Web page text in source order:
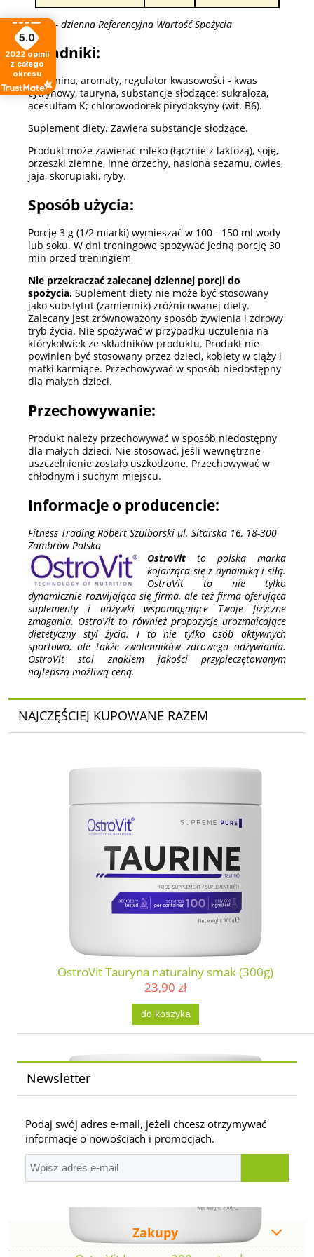
*RWS - dzienna Referencyjna Wartość Spożycia
Składniki:
L-arginina, aromaty, regulator kwasowości - kwas
cytrynowy, tauryna, substancje słodzące: sukraloza,
acesulfam K; chlorowodorek pirydoksyny (wit. B6).
Suplement diety. Zawiera substancje słodzące.
Produkt może zawierać mleko (łącznie z laktozą), soję,
orzeszki ziemne, inne orzechy, nasiona sezamu, owies,
jaja, skorupiaki, ryby.
Sposób użycia:
Porcję 3 g (1/2 miarki) wymieszać w 100 - 150 ml wody
lub soku. W dni treningowe spożywać jedną porcję 30
min przed treningiem
Nie przekraczać zalecanej dziennej porcji do
spożycia. Suplement diety nie może być stosowany
jako substytut (zamiennik) zróżnicowanej diety.
Zalecany jest zrównoważony sposób żywienia i zdrowy
tryb życia. Nie spożywać w przypadku uczulenia na
którykolwiek ze składników produktu. Produkt nie
powinien być stosowany przez dzieci, kobiety w ciąży i
matki karmiące. Przechowywać w sposób niedostępny
dla małych dzieci.
Przechowywanie:
Produkt należy przechowywać w sposób niedostępny
dla małych dzieci. Nie stosować, jeśli wewnętrzne
uszczelnienie zostało uszkodzone. Przechowywać w
chłodnym i suchym miejscu.
Informacje o producencie:
Fitness Trading Robert Szulborski ul. Sitarska 16, 18-300
Zambrów Polska
OstroVit to polska marka
kojarząca się z dynamiką i siłą.
OstroVit to nie tylko
dynamicznie rozwijająca się firma, ale też firma oferująca
suplementy i odżywki wspomagające Twoje fizyczne
zmagania. OstroVit to również propozycje urozmaicające
dietetyczny styl życia. I to nie tylko osób aktywnych
sportowo, ale także zwolenników zdrowego odżywiania.
OstroVit stoi znakiem jakości przypieczętowanym
najlepszą możliwą ceną.
NAJCZĘŚCIEJ KUPOWANE RAZEM
OstroVit Tauryna naturalny smak (300g)
23,90 zł
do koszyka
Newsletter
Podaj swój adres e-mail, jeżeli chcesz otrzymywać
informacje o nowościach i promocjach.
Zakupy
5.0
2022 opinii
z całego
okresu